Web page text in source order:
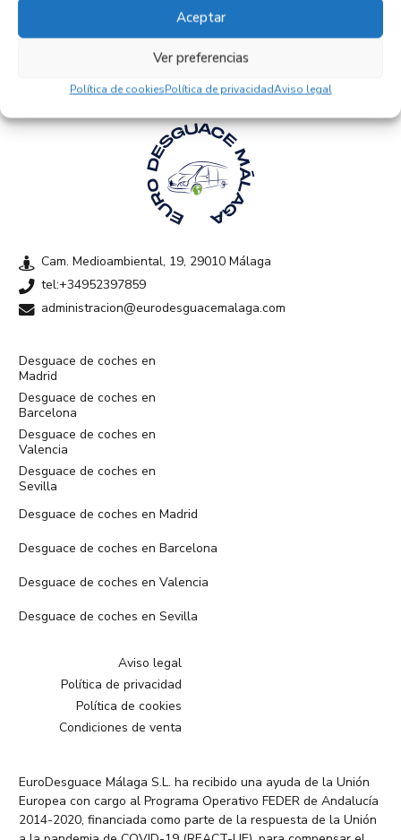
Aceptar
Ver preferencias
Política de cookiesPolítica de privacidadAviso legal
Empresas colaboradoras
Cam. Medioambiental, 19, 29010 Málaga
tel:+34952397859
administracion@eurodesguacemalaga.com
Desguace de coches en
Madrid
Desguace de coches en
Barcelona
Desguace de coches en
Valencia
Desguace de coches en
Sevilla
Desguace de coches en Madrid
Desguace de coches en Barcelona
Desguace de coches en Valencia
Desguace de coches en Sevilla
Aviso legal
Política de privacidad
Política de cookies
Condiciones de venta
EuroDesguace Málaga S.L. ha recibido una ayuda de la Unión
Europea con cargo al Programa Operativo FEDER de Andalucía
2014-2020, financiada como parte de la respuesta de la Unión